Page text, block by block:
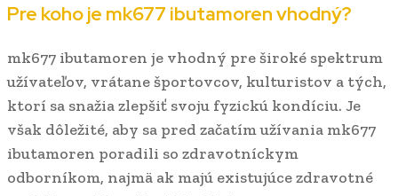
Pre koho je mk677 ibutamoren vhodný?
mk677 ibutamoren je vhodný pre široké spektrum
užívateľov, vrátane športovcov, kulturistov a tých,
ktorí sa snažia zlepšiť svoju fyzickú kondíciu. Je
však dôležité, aby sa pred začatím užívania mk677
ibutamoren poradili so zdravotníckym
odborníkom, najmä ak majú existujúce zdravotné